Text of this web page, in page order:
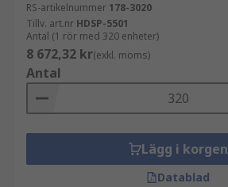
RS-artikelnummer 178-3020
Tillv. art.nr HDSP-5501
Antal (1 rör med 320 enheter)
8 672,32 kr(exkl. moms)
Antal
Lägg i korgen
Datablad